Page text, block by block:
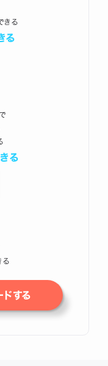
きる
る
る
る
する